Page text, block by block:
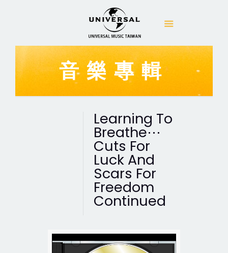
音樂專輯
Learning To
Breathe⋯
Cuts For
Luck And
Scars For
Freedom
Continued